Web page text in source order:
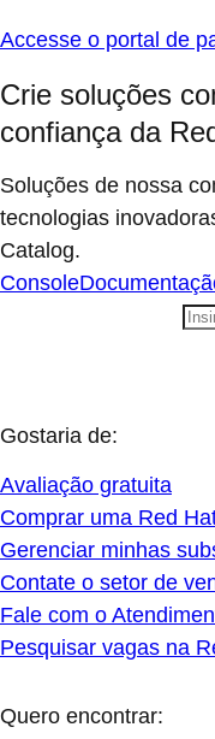
Accesse o portal de
Crie soluções
confiança da
Soluções de nossa
tecnologias
Catalog.
Console
Gostaria de:
Avaliação gratuita
Comprar uma Red
Gerenciar minhas
Contate o setor de
Fale com o
Pesquisar vagas na
Quero encontrar: